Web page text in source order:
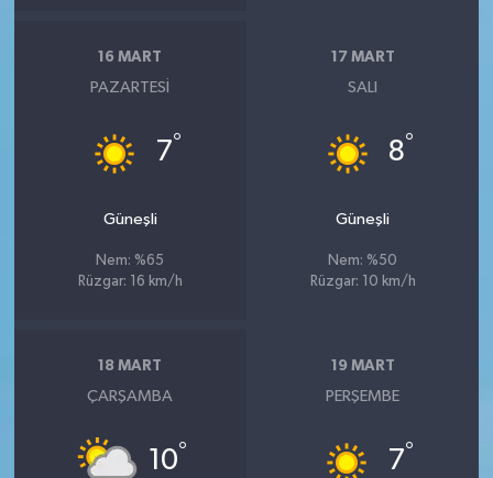
16 MART
PAZARTESI
7°
Güneşli
Nem: %65
Rüzgar: 16 km/h
17 MART
SALI
8°
Güneşli
Nem: %50
Rüzgar: 10 km/h
18 MART
ÇARŞAMBA
10°
19 MART
PERŞEMBE
7°